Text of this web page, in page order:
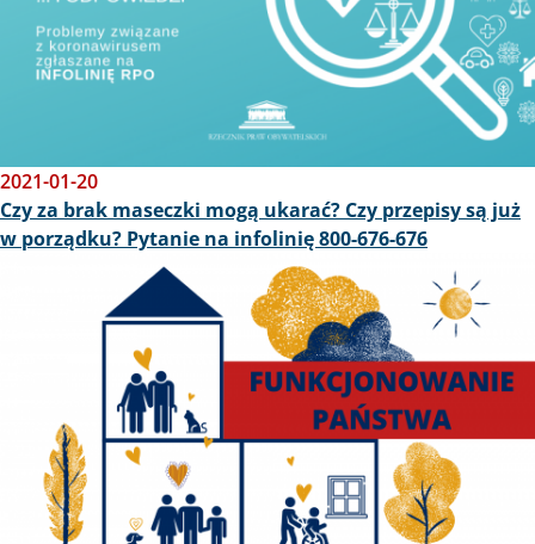
2021-01-20
Czy za brak maseczki mogą ukarać? Czy przepisy są już
w porządku? Pytanie na infolinię 800-676-676